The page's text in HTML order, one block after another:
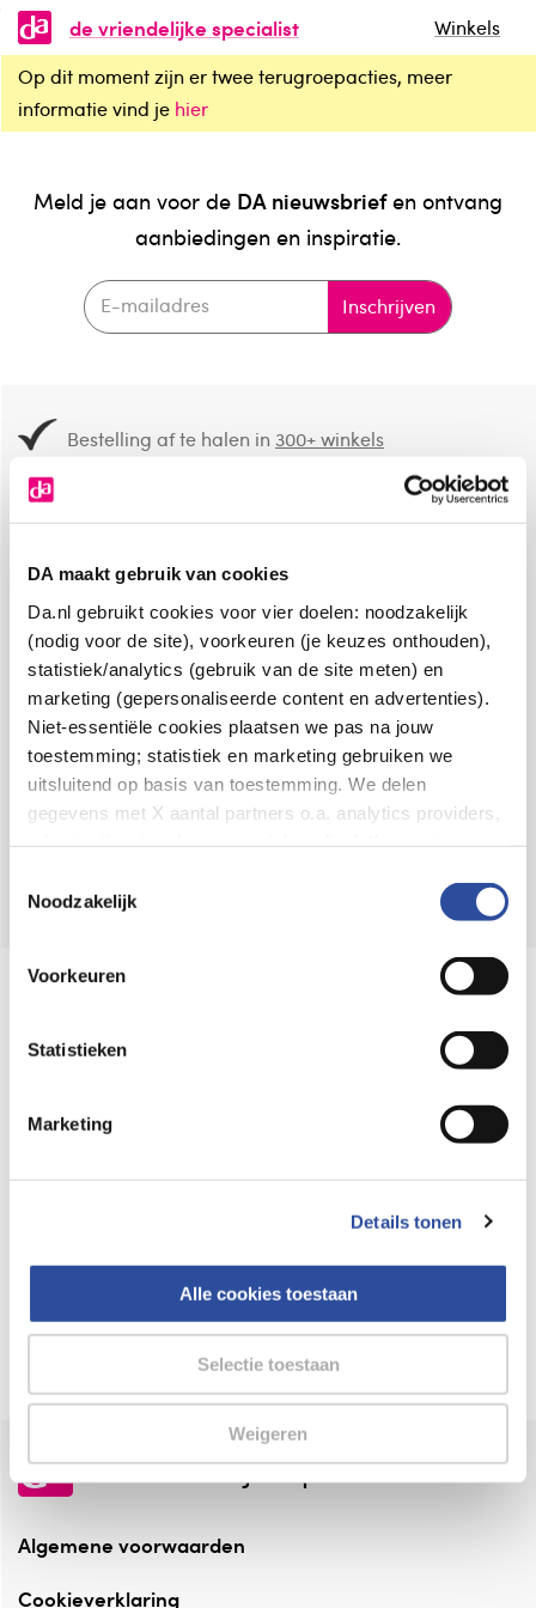
DA maakt gebruik van cookies
Da.nl gebruikt cookies voor vier doelen: noodzakelijk
(nodig voor de site), voorkeuren (je keuzes onthouden),
statistiek/analytics (gebruik van de site meten) en
marketing (gepersonaliseerde content en advertenties).
Niet-essentiële cookies plaatsen we pas na jouw
toestemming; statistiek en marketing gebruiken we
uitsluitend op basis van toestemming. We delen
gegevens met X aantal partners o.a. analytics providers,
en de bewaartermijnen per categorie. Je kunt je keuze op
gegevensverwerking staat in de
Privacyverklaring
Noodzakelijk
Voorkeuren
Statistieken
Marketing
Details tonen
Alle cookies toestaan
Selectie toestaan
Weigeren
de vriendelijke specialist
Winkels
Op dit moment zijn er twee terugroepacties, meer
informatie vind je hier
Meld je aan voor de DA nieuwsbriefen ontvang
aanbiedingen en inspiratie.
Inschrijven
Bestelling af te halen in300+ winkels
8.6 uit4.106 reviews
Over DA
Klantenservice
Assortiment
VolgDAop:
Online aanbieder medicijnen
webshop mag verkopen.
⁠Verantwoorde zorg, ⁠ook online.
Altijd onze folder bij de hand
Check onze folders ⁠bij AlleFolders.
de vriendelijke specialist
Algemene voorwaarden
Cookieverklaring